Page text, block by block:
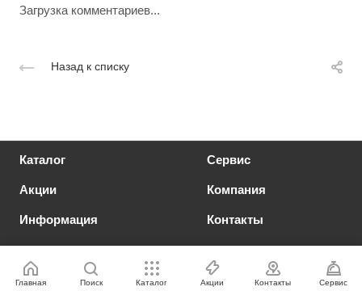
Загрузка комментариев...
Назад к списку
Каталог Сервис
Акции Компания
Информация Контакты
Главная Поиск Каталог Акции Контакты Сервис